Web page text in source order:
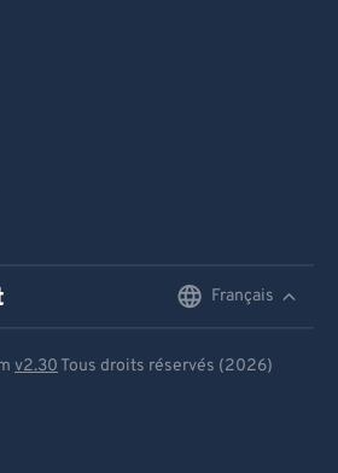
Français
v2.30 Tous droits réservés (2026)